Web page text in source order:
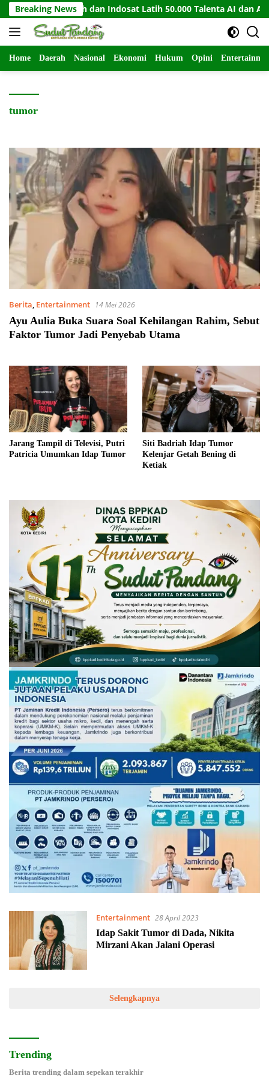
Langsung
ke
konten
Breaking News
UiPath dan Indosat Latih 50.000 Talenta AI dan
Home Daerah Nasional Ekonomi Hukum Opini
tumor
Berita, Entertainment 14 Mei 2026
Ayu Aulia Buka Suara Soal Kehilangan Rahim, Sebut
Faktor Tumor Jadi Penyebab Utama
Jarang Tampil di Televisi, Putri
Patricia Umumkan Idap Tumor
Siti Badriah Idap Tumor
Kelenjar Getah Bening di
Ketiak
Entertainment 28 April 2023
Idap Sakit Tumor di Dada, Nikita
Mirzani Akan Jalani Operasi
Selengkapnya
Trending
Berita trending dalam sepekan terakhir